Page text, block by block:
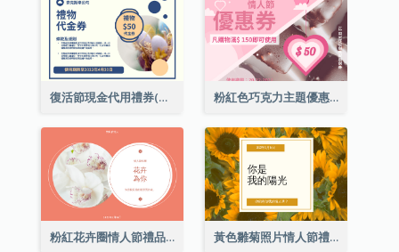
復活節現金代用禮券(附使用細則) 粉紅色巧克力主題優惠券
粉紅花卉圈情人節禮品卡 黃色雛菊照片情人節禮品卡